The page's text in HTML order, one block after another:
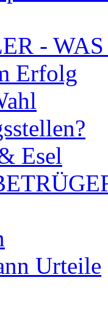
-
Erfolg
Esel
Urteile